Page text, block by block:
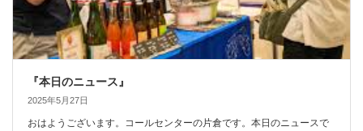
『本日のニュース』
2025年5月27日
おはようございます。コールセンターの片倉です。本日のニュースで